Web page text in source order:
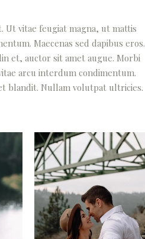
vitae feugiat magna, ut mattis
Maecenas sed dapibus eros.
et, auctor sit amet augue. Morbi
arcu interdum condimentum.
blandit. Nullam volutpat ultricies.